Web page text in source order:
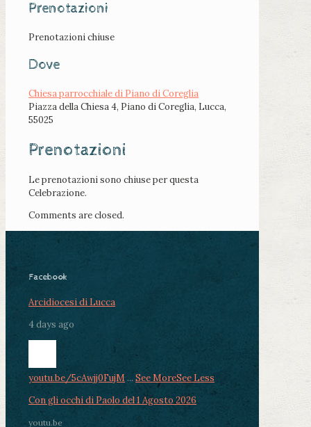
Prenotazioni
Prenotazioni chiuse
Dove
Chiesa parrocchiale di Piano di Coreglia
Piazza della Chiesa 4, Piano di Coreglia, Lucca,
55025
Prenotazioni
Le prenotazioni sono chiuse per questa
Celebrazione.
Comments are closed.
Facebook
Arcidiocesi di Lucca
4 days ago
youtu.be/5cAwjj0FujM ... See MoreSee Less
Con gli occhi di Paolo del 1 Agosto 2026
youtu.be